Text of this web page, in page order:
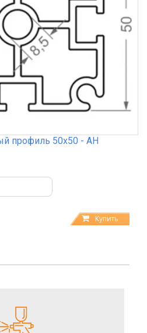
профиль 50х50 - АН
Купить